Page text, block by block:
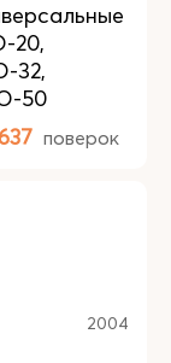
20,
32,
50
поверок
2004